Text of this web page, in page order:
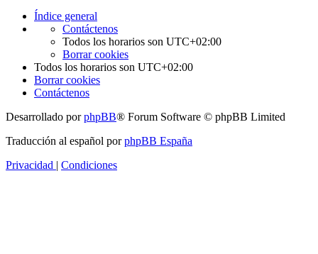
Índice general
Contáctenos
Todos los horarios son UTC+02:00
Borrar cookies
Todos los horarios son UTC+02:00
Borrar cookies
Contáctenos
Desarrollado porphpBB® Forum Software © phpBB Limited
Traducción al español porphpBB España
Privacidad
Condiciones